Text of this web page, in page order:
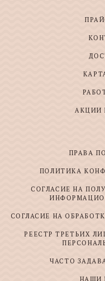
АКЦИИ
ПРАВА
ПОЛИТИКА
СОГЛАСИЕ НА
СОГЛАСИЕ НА
РЕЕСТР ТРЕТЬИХ
ЧАСТО
НАШИ